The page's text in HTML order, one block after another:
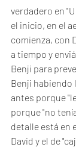
verdadero en
el inicio, en el
comienza, con
a tiempo y
Benji para
Benji habiendo
antes porque
porque "no
detalle está en
David y el de